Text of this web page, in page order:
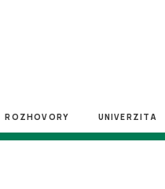
ROZHOVORY UNIVERZITA